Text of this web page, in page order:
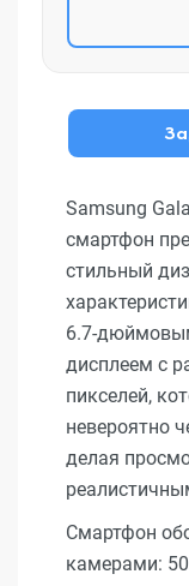
Samsung
смартфон
стильный
6.7-
дисплеем с
пикселей,
невероятно
делая
Смартфон
камерами: